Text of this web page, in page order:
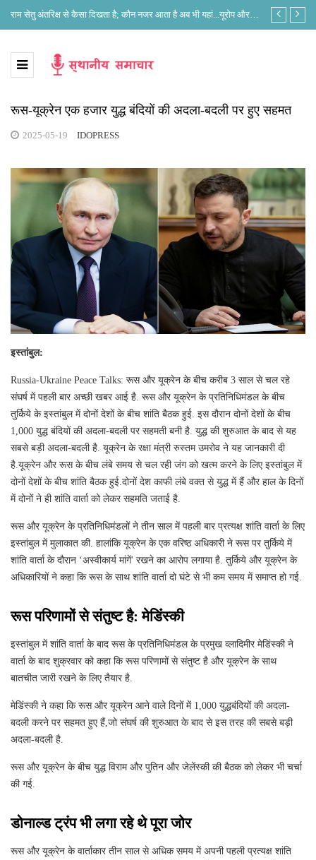
राम सेतु अंतरिक्ष से कैसा दिखता है; कौन नजर आता है अब भी यहां...यूरोप और
भारत के नजरिए में क्या है अंतर?
लोकसभा
रूस-यूक्रेन एक हजार युद्ध बंदियों की अदला-बदली पर हुए सहमत
2025-05-19 IDOPRESS
इस्‍तांबुल:
Russia-Ukraine Peace Talks: रूस और यूक्रेन के बीच करीब 3 साल से चल रहे
संघर्ष में पहली बार अच्‍छी खबर आई है. रूस और यूक्रेन के प्रतिनिधिमंडल के बीच
तुर्किये के इस्‍तांबुल में दोनों देशों के बीच शांति बैठक हुई. इस दौरान दोनों देशों के बीच
1,000 युद्ध बंदियों की अदला-बदली पर सहमती बनी है. युद्ध की शुरुआत के बाद से यह
सबसे बड़ी अदला-बदली है. यूक्रेन के रक्षा मंत्री रुस्‍तम उमरोव ने यह जानकारी दी
है.यूक्रेन और रूस के बीच लंबे समय से चल रही जंग को खत्म करने के लिए इस्तांबुल में
दोनों देशों के बीच शांति बैठक हुई.दोनों देश काफी लंबे वक्‍त से युद्ध में हैं और हाल के दिनों
में दोनों ने ही शांति वार्ता को लेकर सहमति जताई है.
रूस और यूक्रेन के प्रतिनिधिमंडलों ने तीन साल में पहली बार प्रत्यक्ष शांति वार्ता के लिए
इस्तांबुल में मुलाकात की. हालांकि यूक्रेन के एक वरिष्ठ अधिकारी ने रूस पर तुर्किये में
शांति वार्ता के दौरान ‘अस्वीकार्य मांगें' रखने का आरोप लगाया है. तुर्किये और यूक्रेन के
अधिकारियों ने कहा कि रूस के साथ शांति वार्ता दो घंटे से भी कम समय में समाप्त हो गई.
रूस परिणामों से संतुष्‍ट है: मेडिंंस्‍की
इस्तांबुल में शांति वार्ता के बाद रूस के प्रतिनिधिमंडल के प्रमुख व्लादिमीर मेडिंस्की ने
वार्ता के बाद शुक्रवार को कहा कि रूस परिणामों से संतुष्ट है और यूक्रेन के साथ
बातचीत जारी रखने के लिए तैयार है.
मेडिंस्की ने कहा कि रूस और यूक्रेन आने वाले दिनों में 1,000 युद्धबंदियों की अदला-
बदली करने पर सहमत हुए हैं,जो संघर्ष की शुरुआत के बाद से इस तरह की सबसे बड़ी
अदला-बदली है.
रूस और यूक्रेन के बीच युद्ध विराम और पुतिन और जेलेंस्‍की की बैठक को लेकर भी चर्चा
की गई.
डोनाल्‍ड ट्रंप भी लगा रहे थे पूरा जोर
रूस और यूक्रेन के वार्ताकार तीन साल से अधिक समय में अपनी पहली प्रत्यक्ष शांति